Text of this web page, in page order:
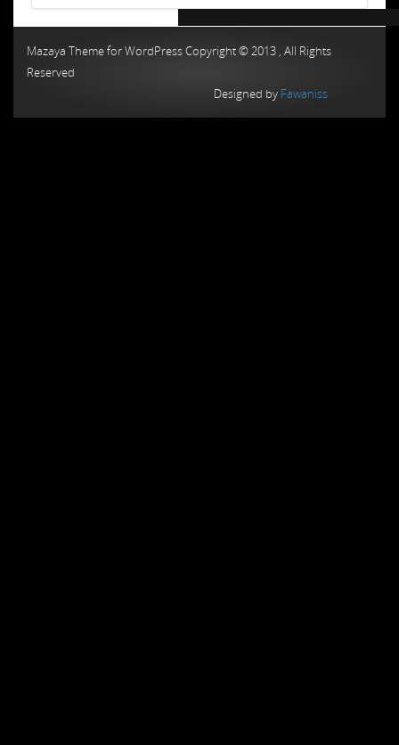
Mazaya Theme for WordPress Copyright © 2013 , All Rights
Reserved
Designed by Fawaniss